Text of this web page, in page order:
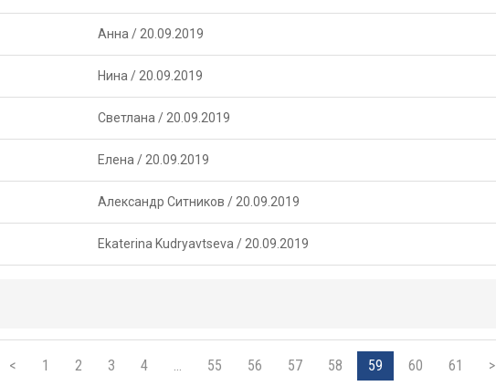
Анна / 20.09.2019
Нина / 20.09.2019
Светлана / 20.09.2019
Елена / 20.09.2019
Александр Ситников / 20.09.2019
Ekaterina Kudryavtseva / 20.09.2019
< 1 2 3 4 … 55 56 57 58 59 60 61 >